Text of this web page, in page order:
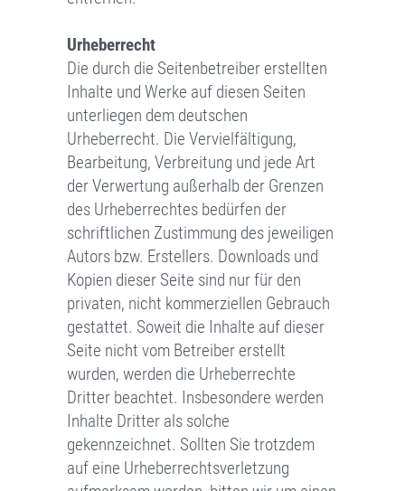
Urheberrecht
Die durch die Seitenbetreiber erstellten
Inhalte und Werke auf diesen Seiten
unterliegen dem deutschen
Urheberrecht. Die Vervielfältigung,
Bearbeitung, Verbreitung und jede Art
der Verwertung außerhalb der Grenzen
des Urheberrechtes bedürfen der
schriftlichen Zustimmung des jeweiligen
Autors bzw. Erstellers. Downloads und
Kopien dieser Seite sind nur für den
privaten, nicht kommerziellen Gebrauch
gestattet. Soweit die Inhalte auf dieser
Seite nicht vom Betreiber erstellt
wurden, werden die Urheberrechte
Dritter beachtet. Insbesondere werden
Inhalte Dritter als solche
gekennzeichnet. Sollten Sie trotzdem
auf eine Urheberrechtsverletzung